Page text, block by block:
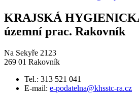
KRAJSKÁ
územní prac. Rakovník
Na Sekyře 2123
269 01 Rakovník
Tel.: 313 521 041
E-mail: e-podatelna@khsstc-ra.cz